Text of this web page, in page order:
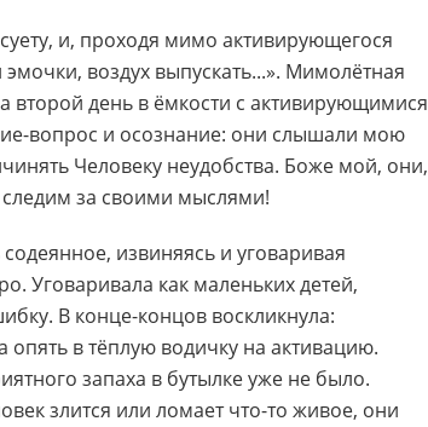
и, проходя мимо активирующегося
воздух выпускать...». Мимолётная
день в ёмкости с активирующимися
вопрос и осознание: они слышали мою
Человеку неудобства. Боже мой, они,
следим за своими мыслями!
извиняясь и уговаривая
Уговаривала как маленьких детей,
В конце-концов воскликнула:
опять в тёплую водичку на активацию.
запаха в бутылке уже не было.
злится или ломает что-то живое, они